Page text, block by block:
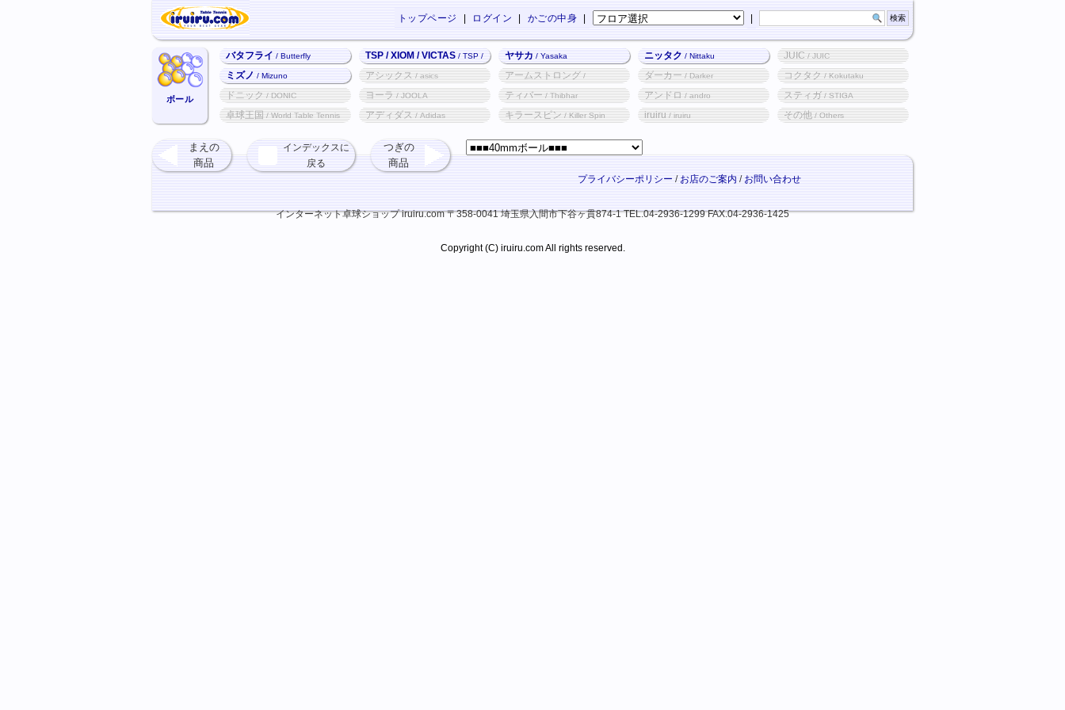
かごの中身
ログイン
トップページ
ボール
バタフライ/ Butterfly TSP / XIOM / VICTAS/ TSP /
XIOM / VICTAS
ヤサカ/ Yasaka ニッタク/ Nittaku JUIC/ JUIC
ミズノ/ Mizuno アシックス/ asics アームストロング/
Armstrong
ダーカー/ Darker コクタク/ Kokutaku
ドニック/ DONIC ヨーラ/ JOOLA ティバー/ Thibhar アンドロ/ andro スティガ/ STIGA
卓球王国/ World Table Tennis アディダス/ Adidas キラースピン/ Killer Spin iruiru/ iruiru その他/ Others
まえの
商品
インデックスに
戻る
つぎの
商品
プライバシーポリシー/お店のご案内/お問い合わせ
インターネット卓球ショップ iruiru.com〒358-0041 埼玉県入間市下谷ヶ貫874-1TEL.04-2936-1299 FAX.04-2936-1425
Copyright (C) iruiru.com All rights reserved.